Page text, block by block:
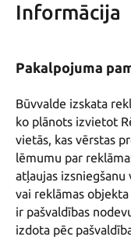
Informācija
Pakalpojuma
Būvvalde izskata
ko plānots izvietot
vietās, kas vērstas
lēmumu par
atļaujas
vai reklāmas
ir pašvaldības
izdota pēc